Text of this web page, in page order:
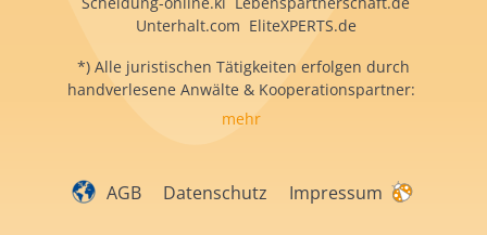
Unterhalt.com EliteXPERTS.de
*) Alle juristischen Tätigkeiten erfolgen durch
handverlesene Anwälte & Kooperationspartner:
mehr
AGB Datenschutz Impressum